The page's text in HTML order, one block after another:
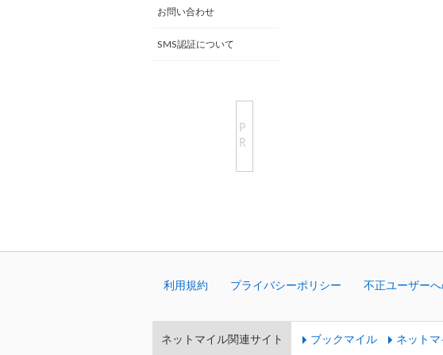
お問い合わせ
SMS認証について
P
R
利用規約 プライバシーポリシー 不正ユーザー
ネットマイル関連サイト ブックマイル ネット